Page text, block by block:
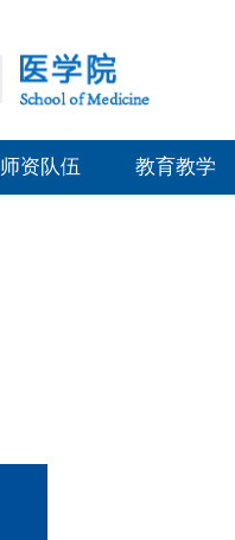
师资队伍 教育教学